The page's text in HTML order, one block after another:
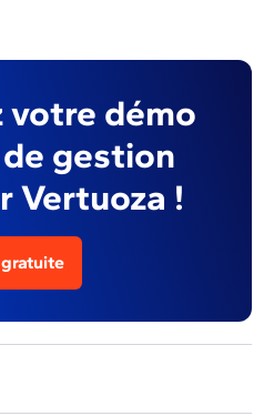
votre démo
gestion
Vertuoza !